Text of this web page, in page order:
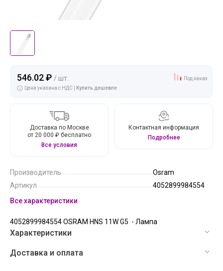
Под заказ
546.02 ₽ / шт.
Цена указана с НДС | Купить дешевле
Доставка по Москве
от 20 000 ₽ бесплатно
Все условия
Контактная информация
Подробнее
Производитель
Osram
Артикул
4052899984554
Все характеристики
4052899984554 OSRAM HNS 11W G5 - Лампа
Характеристики
Доставка и оплата